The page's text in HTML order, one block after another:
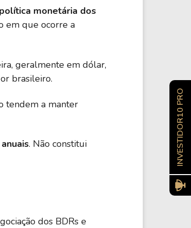
política monetária dos
em que ocorre a
geralmente em dólar,
brasileiro.
tendem a manter
. Não constitui
dos BDRs e
INVESTIDOR10 PRO